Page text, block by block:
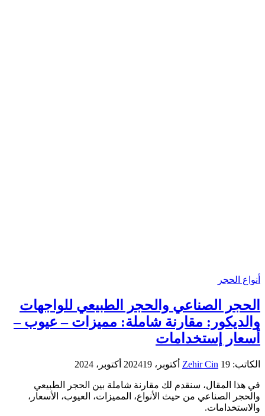
أنواع الحجر
الحجر الصناعي والحجر الطبيعي للواجهات
والديكور: مقارنة شاملة: مميزات – عيوب –
أسعار إستخدامات
الكاتب: Zehir Cin 19 أكتوبر، 2024 19 أكتوبر، 2024
في هذا المقال، سنقدم لك مقارنة شاملة بين الحجر الطبيعي
والحجر الصناعي من حيث الأنواع، المميزات، العيوب، الأسعار،
والاستخدامات.